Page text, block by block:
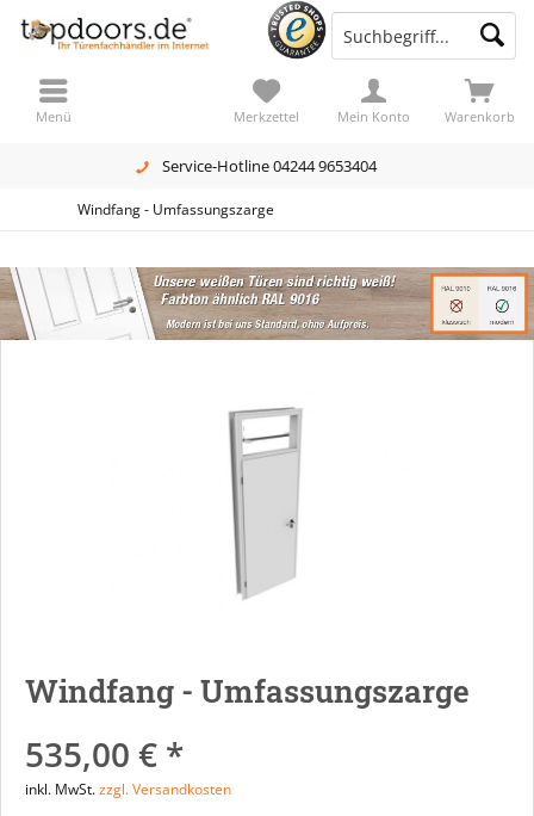
Service-Hotline 04244 9653404
Warenkorb
Merkzettel Mein Konto
Menü
Windfang - Umfassungszarge
Windfang - Umfassungszarge
535,00 € *
inkl. MwSt.zzgl. Versandkosten